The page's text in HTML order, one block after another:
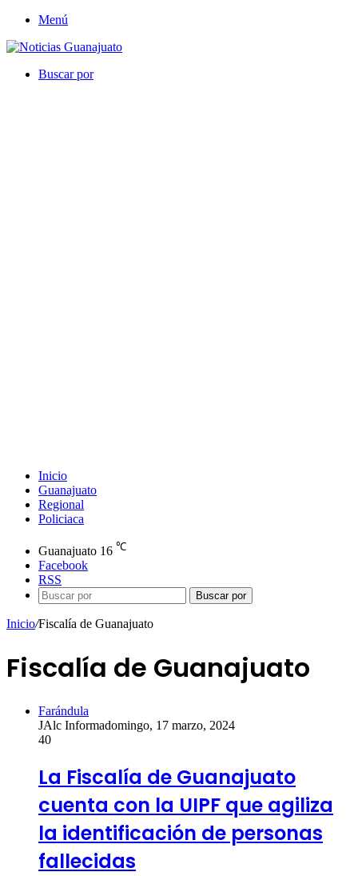
Menú
Buscar por
Inicio
Guanajuato
Regional
Policiaca
Guanajuato 16 ℃
Facebook
RSS
Buscar por
Inicio/Fiscalía de Guanajuato
Fiscalía de Guanajuato
Farándula
JAlc Informadomingo, 17 marzo, 2024
40
La Fiscalía de Guanajuato
cuenta con la UIPF que agiliza
la identificación de personas
fallecidas